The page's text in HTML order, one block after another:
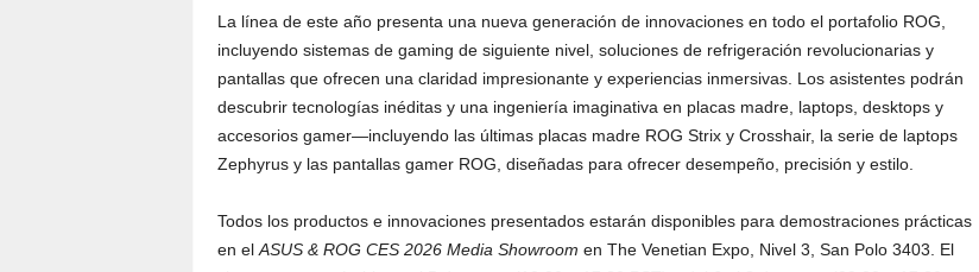
La línea de este año presenta una nueva generación de innovaciones en todo el portafolio ROG,
incluyendo sistemas de gaming de siguiente nivel, soluciones de refrigeración revolucionarias y
pantallas que ofrecen una claridad impresionante y experiencias inmersivas. Los asistentes podrán
descubrir tecnologías inéditas y una ingeniería imaginativa en placas madre, laptops, desktops y
accesorios gamer—incluyendo las últimas placas madre ROG Strix y Crosshair, la serie de laptops
Zephyrus y las pantallas gamer ROG, diseñadas para ofrecer desempeño, precisión y estilo.
Todos los productos e innovaciones presentados estarán disponibles para demostraciones prácticas
en el ASUS & ROG CES 2026 Media Showroom en The Venetian Expo, Nivel 3, San Polo 3403. El